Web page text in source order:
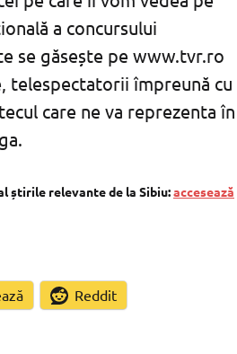
a concursului
se găsește pe www.tvr.ro
telespectatorii împreună cu
care ne va reprezenta în
știrile relevante de la Sibiu:accesează
Reddit